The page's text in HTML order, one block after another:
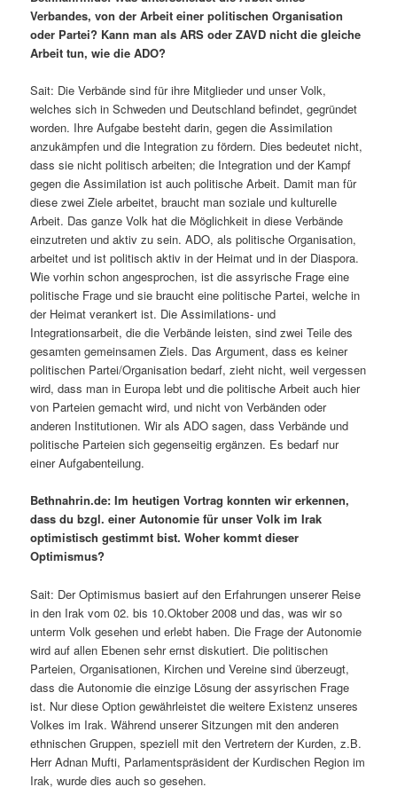
Verbandes, von der Arbeit einer politischen Organisation
oder Partei? Kann man als ARS oder ZAVD nicht die gleiche
Arbeit tun, wie die ADO?
Sait: Die Verbände sind für ihre Mitglieder und unser Volk,
welches sich in Schweden und Deutschland befindet, gegründet
worden. Ihre Aufgabe besteht darin, gegen die Assimilation
anzukämpfen und die Integration zu fördern. Dies bedeutet nicht,
dass sie nicht politisch arbeiten; die Integration und der Kampf
gegen die Assimilation ist auch politische Arbeit. Damit man für
diese zwei Ziele arbeitet, braucht man soziale und kulturelle
Arbeit. Das ganze Volk hat die Möglichkeit in diese Verbände
einzutreten und aktiv zu sein. ADO, als politische Organisation,
arbeitet und ist politisch aktiv in der Heimat und in der Diaspora.
Wie vorhin schon angesprochen, ist die assyrische Frage eine
politische Frage und sie braucht eine politische Partei, welche in
der Heimat verankert ist. Die Assimilations- und
Integrationsarbeit, die die Verbände leisten, sind zwei Teile des
gesamten gemeinsamen Ziels. Das Argument, dass es keiner
politischen Partei/Organisation bedarf, zieht nicht, weil vergessen
wird, dass man in Europa lebt und die politische Arbeit auch hier
von Parteien gemacht wird, und nicht von Verbänden oder
anderen Institutionen. Wir als ADO sagen, dass Verbände und
politische Parteien sich gegenseitig ergänzen. Es bedarf nur
einer Aufgabenteilung.
Bethnahrin.de: Im heutigen Vortrag konnten wir erkennen,
dass du bzgl. einer Autonomie für unser Volk im Irak
optimistisch gestimmt bist. Woher kommt dieser
Optimismus?
Sait: Der Optimismus basiert auf den Erfahrungen unserer Reise
in den Irak vom 02. bis 10.Oktober 2008 und das, was wir so
unterm Volk gesehen und erlebt haben. Die Frage der Autonomie
wird auf allen Ebenen sehr ernst diskutiert. Die politischen
Parteien, Organisationen, Kirchen und Vereine sind überzeugt,
dass die Autonomie die einzige Lösung der assyrischen Frage
ist. Nur diese Option gewährleistet die weitere Existenz unseres
Volkes im Irak. Während unserer Sitzungen mit den anderen
ethnischen Gruppen, speziell mit den Vertretern der Kurden, z.B.
Herr Adnan Mufti, Parlamentspräsident der Kurdischen Region im
Irak, wurde dies auch so gesehen.